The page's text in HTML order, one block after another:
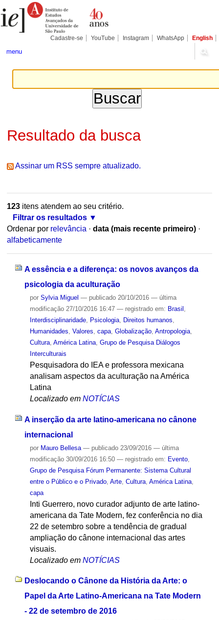
para
conteúdo.
Pessoais
Cadastre-se YouTube Instagram WhatsApp English
menu
Resultado da busca
Assinar um RSS sempre atualizado.
123itens atendem ao seu critério.
Filtrar os resultados
Ordenar por relevância · data (mais recente primeiro) ·
alfabeticamente
A essência e a diferença: os novos avanços da
psicologia da aculturação
por Sylvia Miguel — publicado20/10/2016 — última
modificação27/10/2016 16:47 — registrado em: Brasil
Interdisciplinaridade, Psicologia, Direitos humanos
Humanidades Valores capa, Globalização, Antropologia,
Cultura, América Latina, Grupo de Pesquisa Diálogos
Interculturais
Pesquisadora do IEA e professora mexicana
analisam aspectos da aculturação na América
Latina
Localizado em NOTÍCIAS
A inserção da arte latino-americana no cânone
internacional
por Mauro Bellesa — publicado23/09/2016 — última
modificação30/09/2016 16:50 — registrado em: Evento,
Grupo de Pesquisa Fórum Permanente: Sistema Cultural
entre o Público e o Privado, Arte, Cultura, América Latina,
capa
Inti Guerrero, novo curador adjunto de arte latino-
americana da Tate Modern, fez conferência no dia
22 de setembro sobre a tendência de gradual
ampliação do cânone internacional das artes
visuais.
Localizado em NOTÍCIAS
Deslocando o Cânone da História da Arte: o
Papel da Arte Latino-Americana na Tate Modern
- 22 de setembro de 2016